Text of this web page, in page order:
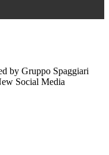
by Gruppo Spaggiari
Social Media